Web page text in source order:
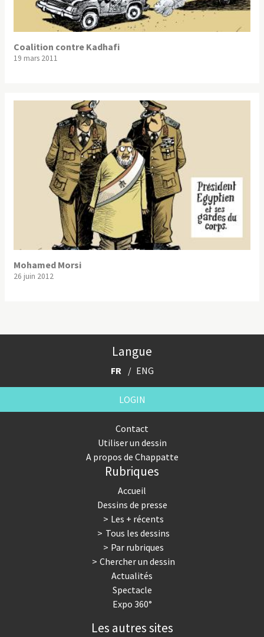
Coalition contre Kadhafi
19 mars 2011
Mohamed Morsi
26 juin 2012
Langue
FR ENG
LOGIN
Contact
Utiliser un dessin
A propos de Chappatte
Rubriques
Accueil
Dessins de presse
Les + récents
Tous les dessins
Par rubriques
Chercher un dessin
Actualités
Spectacle
Expo 360°
Les autres sites